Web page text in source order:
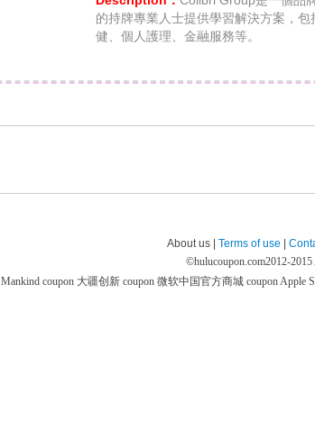
的持牌專業人士提供學習解決方案，包
健、個人護理、金融服務等。
About us | Terms of use
©hulucoupon.com2012-
Mankind coupon 大疆创新 coupon 微软中国官方商城 couponApple